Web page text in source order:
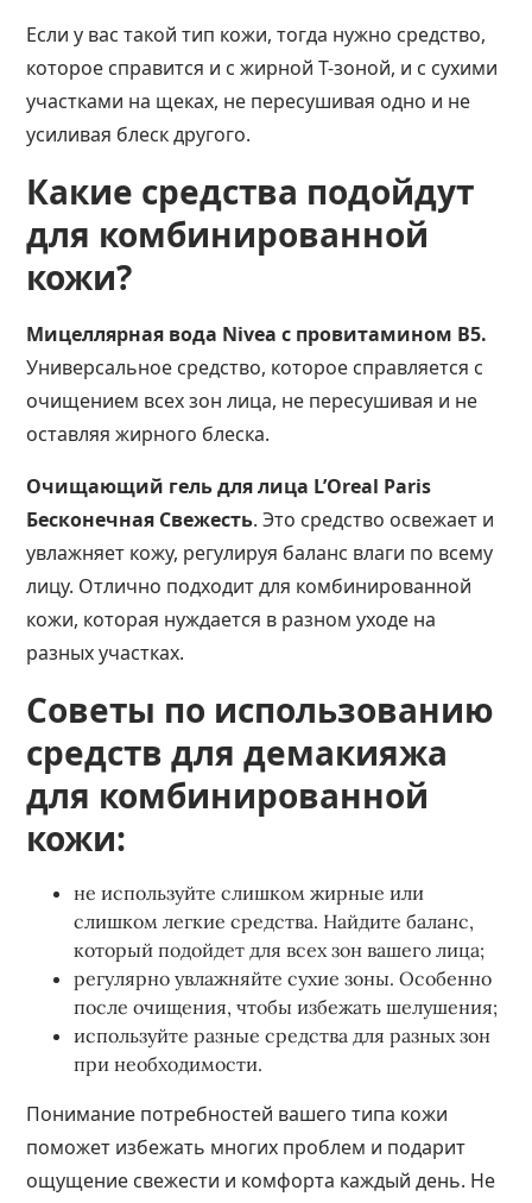
Если у вас такой тип кожи, тогда нужно средство,
которое справится и с жирной Т-зоной, и с сухими
участками на щеках, не пересушивая одно и не
усиливая блеск другого.
Какие средства подойдут
для комбинированной
кожи?
Мицеллярная вода Nivea с провитамином В5.
Универсальное средство, которое справляется с
очищением всех зон лица, не пересушивая и не
оставляя жирного блеска.
Очищающий гель для лица L’Oreal Paris
Бесконечная Свежесть. Это средство освежает и
увлажняет кожу, регулируя баланс влаги по всему
лицу. Отлично подходит для комбинированной
кожи, которая нуждается в разном уходе на
разных участках.
Советы по использованию
средств для демакияжа
для комбинированной
кожи:
не используйте слишком жирные или
слишком легкие средства. Найдите баланс,
который подойдет для всех зон вашего лица;
регулярно увлажняйте сухие зоны. Особенно
после очищения, чтобы избежать шелушения;
используйте разные средства для разных зон
при необходимости.
Понимание потребностей вашего типа кожи
поможет избежать многих проблем и подарит
ощущение свежести и комфорта каждый день. Не